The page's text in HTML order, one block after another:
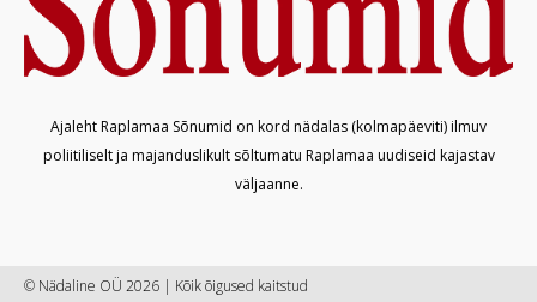
Ajaleht Raplamaa Sõnumid on kord nädalas (kolmapäeviti) ilmuv
poliitiliselt ja majanduslikult sõltumatu Raplamaa uudiseid kajastav
väljaanne.
© Nädaline OÜ 2026 | Kõik õigused kaitstud